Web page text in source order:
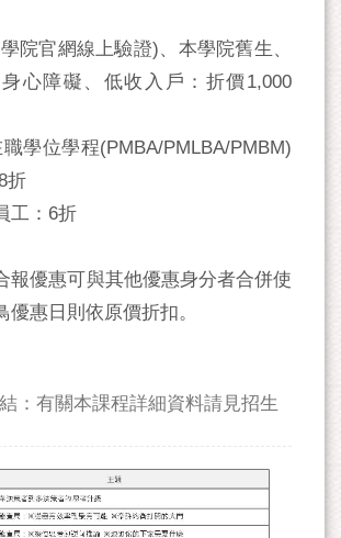
院官網線上驗證)、本學院舊生、
心障礙、低收入戶：折價1,000
學位學程(PMBA/PMLBA/PMBM)
折
工：6折
報優惠可與其他優惠身分者合併使
優惠日則依原價折扣。
：有關本課程詳細資料請見招生